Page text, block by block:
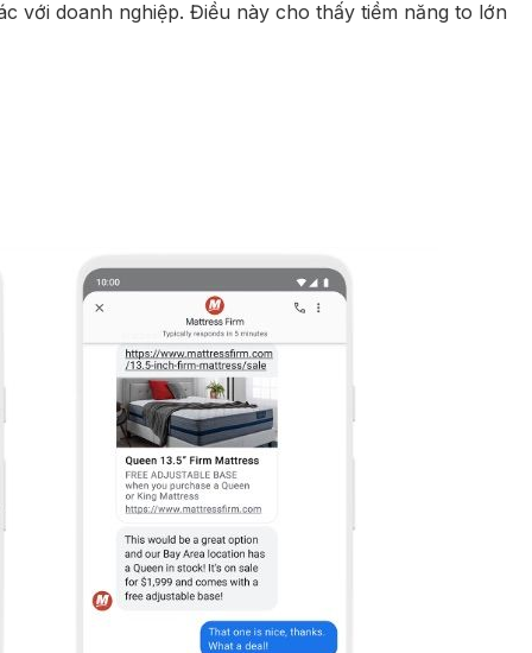
với doanh nghiệp. Điều này cho thấy tiềm năng to lớn